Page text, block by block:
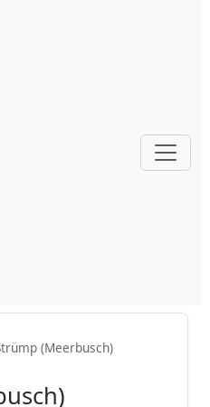
(Meerbusch)